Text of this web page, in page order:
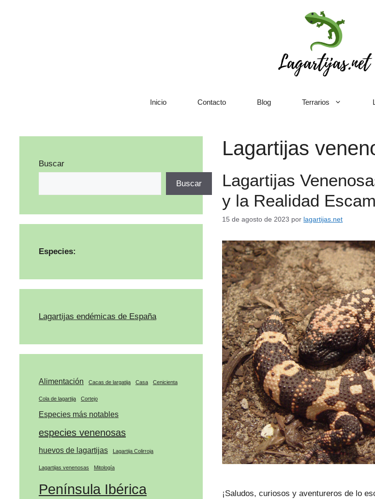
Inicio Contacto Blog Terrarios
Lagartijas
Lagartijas
y la Realidad
15 de agosto de 2023 por lagartijas.net
¡Saludos, curiosos y aventureros de lo
Buscar
Buscar
Especies:
Lagartijas endémicas de España
Alimentación Cacas de largatija Casa Cenicienta
Cola de lagartija Cortejo
Especies más notables
especies venenosas
huevos de lagartijas Lagartija Colirroja
Lagartijas venenosas Mitología
Península Ibérica